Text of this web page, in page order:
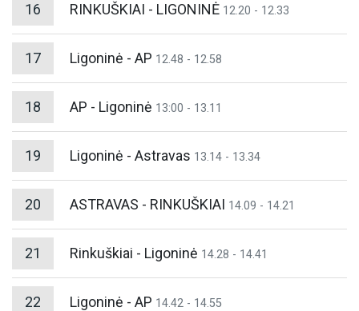
16 RINKUŠKIAI - LIGONINĖ 12.20 - 12.33
17 Ligoninė - AP 12.48 - 12.58
18 AP - Ligoninė 13:00 - 13.11
19 Ligoninė - Astravas 13.14 - 13.34
20 ASTRAVAS - RINKUŠKIAI 14.09 - 14.21
21 Rinkuškiai - Ligoninė 14.28 - 14.41
22 Ligoninė - AP 14.42 - 14.55